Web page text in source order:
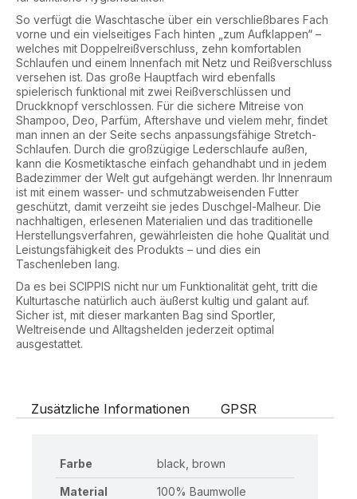
So verfügt die Waschtasche über ein verschließbares Fach
vorne und ein vielseitiges Fach hinten „zum Aufklappen“ –
welches mit Doppelreißverschluss, zehn komfortablen
Schlaufen und einem Innenfach mit Netz und Reißverschluss
versehen ist. Das große Hauptfach wird ebenfalls
spielerisch funktional mit zwei Reißverschlüssen und
Druckknopf verschlossen. Für die sichere Mitreise von
Shampoo, Deo, Parfüm, Aftershave und vielem mehr, findet
man innen an der Seite sechs anpassungsfähige Stretch-
Schlaufen. Durch die großzügige Lederschlaufe außen,
kann die Kosmetiktasche einfach gehandhabt und in jedem
Badezimmer der Welt gut aufgehängt werden. Ihr Innenraum
ist mit einem wasser- und schmutzabweisenden Futter
geschützt, damit verzeiht sie jedes Duschgel-Malheur. Die
nachhaltigen, erlesenen Materialien und das traditionelle
Herstellungsverfahren, gewährleisten die hohe Qualität und
Leistungsfähigkeit des Produkts – und dies ein
Taschenleben lang.
Da es bei SCIPPIS nicht nur um Funktionalität geht, tritt die
Kulturtasche natürlich auch äußerst kultig und galant auf.
Sicher ist, mit dieser markanten Bag sind Sportler,
Weltreisende und Alltagshelden jederzeit optimal
ausgestattet.
Zusätzliche Informationen GPSR
Farbe black, brown
Material 100% Baumwolle